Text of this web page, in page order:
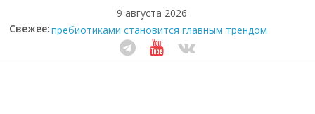
9 августа 2026
Свежее:Секрет супергидратации: почему кокосовая вода с
пребиотиками становится главным трендом
здорового питания